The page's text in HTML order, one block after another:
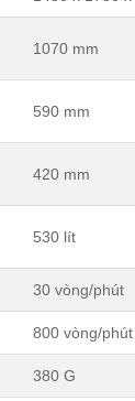
1070 mm
590 mm
420 mm
530 lít
30 vòng/phút
800 vòng/phút
380 G